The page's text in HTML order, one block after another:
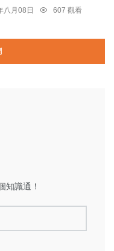
八月08日
607 觀看
知識通！